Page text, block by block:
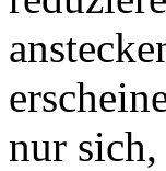
nur